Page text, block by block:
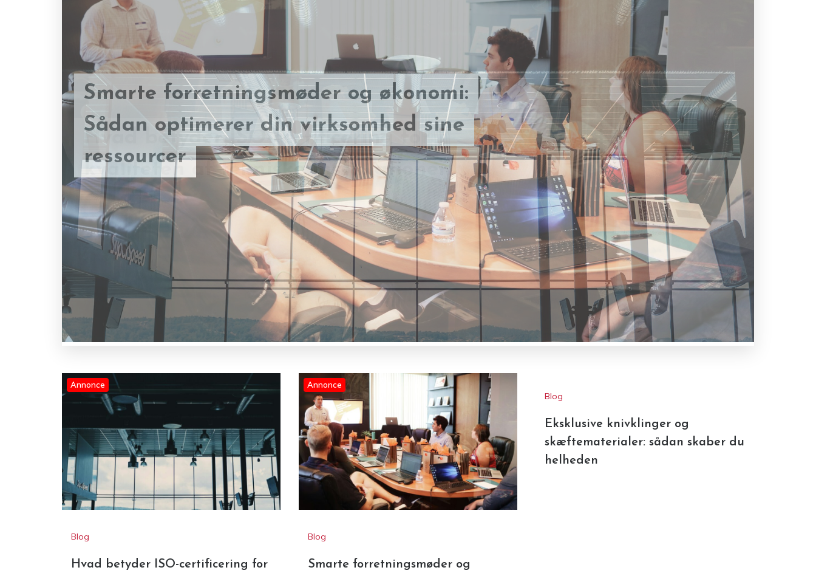
Hvad betyder ISO-certificering for
kvaliteten af tekniske installationer
Smarte forretningsmøder og økonomi:
Sådan optimerer din virksomhed sine
ressourcer
Annonce
Blog
Hvad betyder ISO-certificering for
Annonce
Blog
Smarte forretningsmøder og
Blog
Eksklusive knivklinger og
skæftematerialer: sådan skaber du
helheden